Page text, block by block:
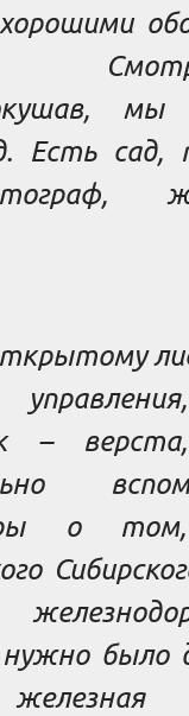
мы
Есть сад,
–
о
нужно было